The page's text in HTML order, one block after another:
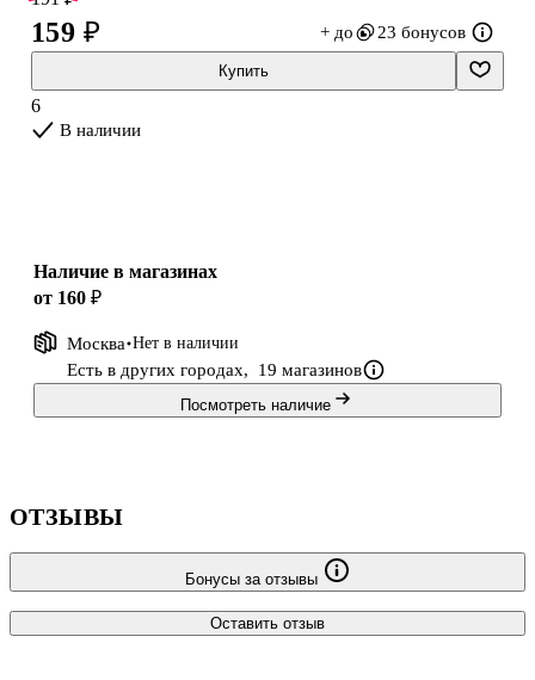
159 ₽ + до 23 бонусов
Купить
6
В наличии
Наличие в магазинах
от 160 ₽
Москва Нет в наличии
Есть в других городах, 19 магазинов
Посмотреть наличие
ОТЗЫВЫ
Бонусы за отзывы
Оставить отзыв